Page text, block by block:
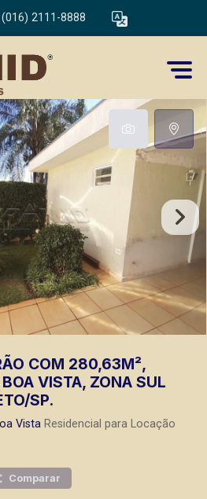
(016) 2111-8888
COM 280,63M²,
VISTA, ZONA SUL
SP.
Vista Residencial para Locação
Comparar